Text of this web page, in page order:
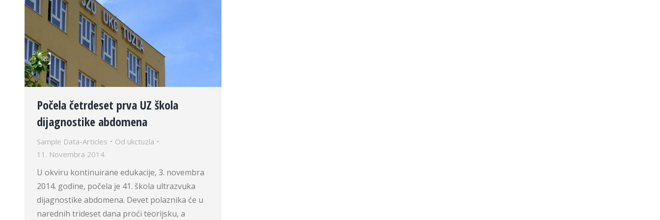
Počela četrdeset prva UZ škola
dijagnostike abdomena
Sample Data-Articles Od ukctuzla
11. Novembra 2014.
U okviru kontinuirane edukacije, 3. novembra
2014. godine, počela je 41. škola ultrazvuka
dijagnostike abdomena. Devet polaznika će u
narednih trideset dana proći teorijsku, a